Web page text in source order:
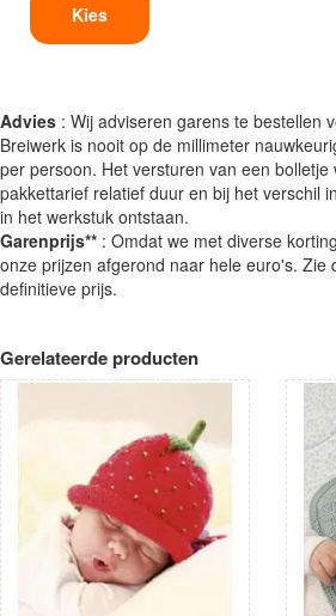
Kies
Advies : Wij adviseren garens te bestellen
Breiwerk is nooit op de millimeter
per persoon. Het versturen van een bolletje
pakkettarief relatief duur en bij het verschil
in het werkstuk ontstaan.
Garenprijs** : Omdat we met diverse
onze prijzen afgerond naar hele euro's. Zie
definitieve prijs.
Gerelateerde producten